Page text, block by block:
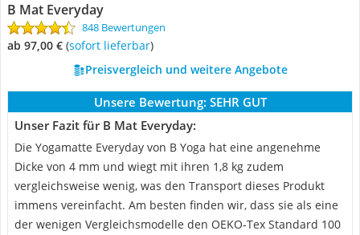
B Mat Everyday
848 Bewertungen
ab 97,00 € ( Sofort lieferbar)
Preisvergleich und weitere Angebote
Unsere Bewertung: SEHR GUT
Unser Fazit für B Mat Everyday:
Die Yogamatte Everyday von B Yoga hat eine angenehme
Dicke von 4 mm und wiegt mit ihren 1,8 kg zudem
vergleichsweise wenig, was den Transport dieses Produkt
immens vereinfacht. Am besten finden wir, dass sie als eine
der wenigen Vergleichsmodelle den OEKO-Tex Standard 100